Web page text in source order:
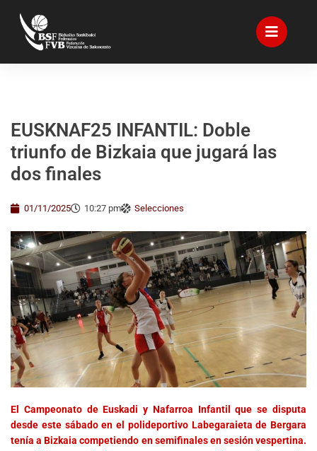
EUSKNAF25 INFANTIL: Doble
triunfo de Bizkaia que jugará las
dos finales
01/11/2025 10:27 pm Selecciones
El Campeonato de Euskadi y Nafarroa Infantil que se disputa
desde este sábado en el polideportivo Labegaraieta de Bergara
tenía a Bizkaia competiendo en semifinales en sesión vespertina.